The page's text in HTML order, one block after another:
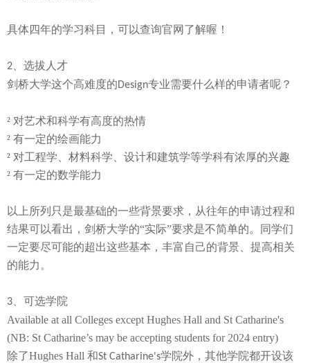
具体四年的学习科目，可以查询官网了解喔！
2
选拔人才
剑桥大学这个高难度的Design专业需要什么样的申请者呢？
² 对艺术和科学有高度的热情
² 有一定的绘画能力
² 对工程学、材料科学、设计和建筑学等学科有浓厚的兴趣
² 有一定的数学能力
以上所列只是最基础的一些背景要求，从往年的申请过程和
结果可以看出，剑桥大学的“实际”要求是不简单的。同学们
一定要尽可能的超出这些基本，丰富自己的背景、提高相关
的能力。
3
可选学院
Available at all Colleges except Hughes Hall and St Catharine's
(NB: St Catharine’s may be accepting students for 2024 entry)
除了Hughes Hall 和St Catharine's学院外，其他学院都开设该